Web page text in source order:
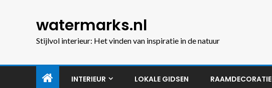
watermarks.nl
Stijlvol interieur: Het vinden van inspiratie in de natuur
INTERIEUR LOKALE GIDSEN RAAMDECORATIE